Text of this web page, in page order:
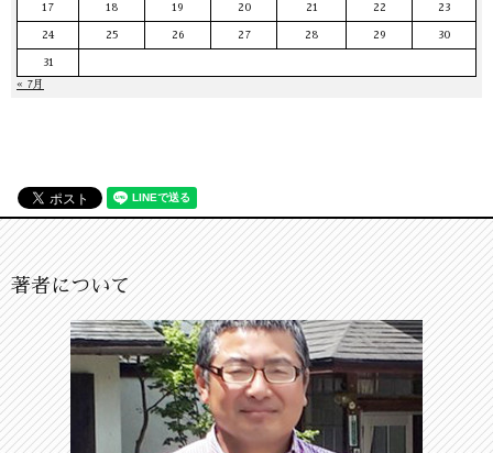
17 18 19 20 21 22 23
24 25 26 27 28 29 30
31
« 7月
著者について